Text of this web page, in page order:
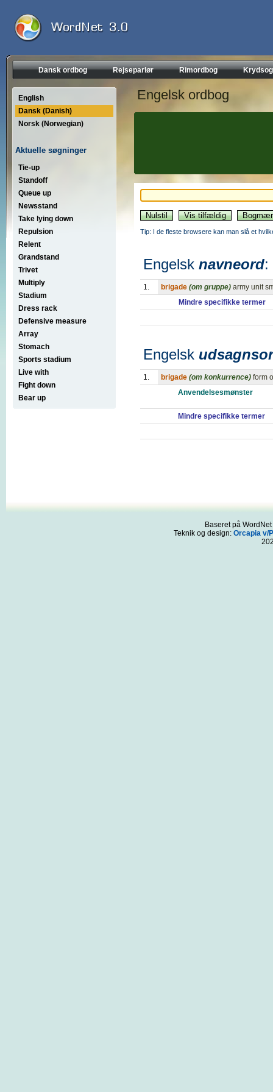
Dansk ordbog Rejseparlør Rimordbog
English
Dansk (Danish)
Norsk (Norwegian)
Aktuelle søgninger
Tie-up
Standoff
Queue up
Newsstand
Take lying down
Repulsion
Relent
Grandstand
Trivet
Multiply
Stadium
Dress rack
Defensive measure
Array
Stomach
Sports stadium
Live with
Fight down
Bear up
Engelsk ordbog
Tip: I de fleste browsere kan man slå et
Engelsk navneord:
1. brigade (om gruppe) army unit
Mindre specifikke termer
Engelsk
1. brigade (om konkurrence) form
Anvendelsesmønster
Mindre specifikke termer
Baseret på
Teknik og design: Orcapia v/